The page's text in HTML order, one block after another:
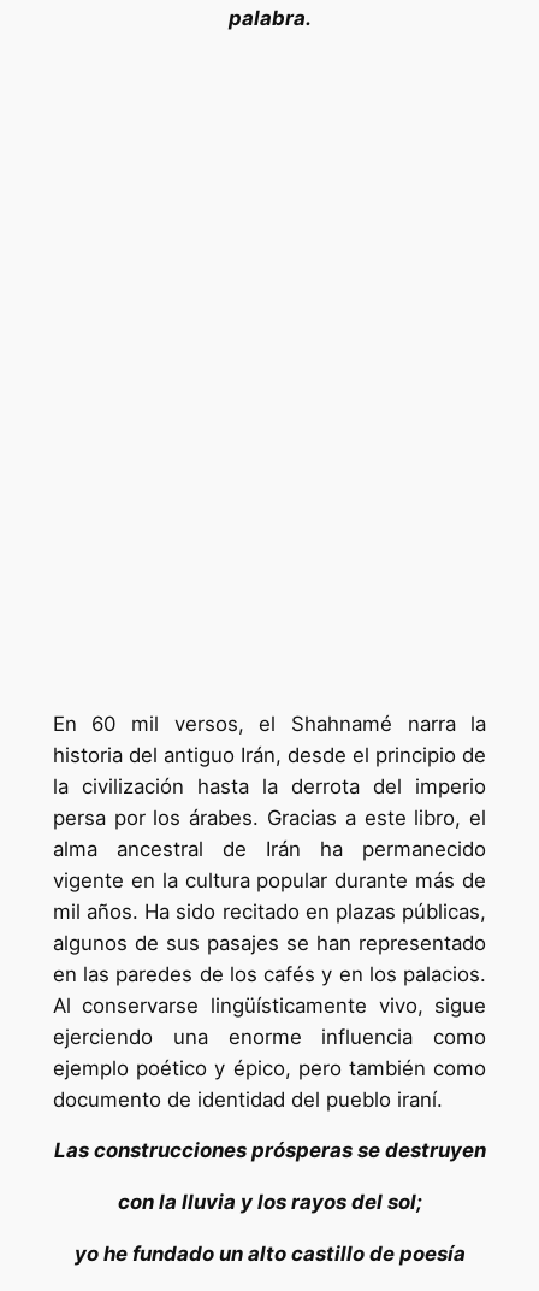
palabra.
En 60 mil versos, el Shahnamé narra la
historia del antiguo Irán, desde el principio de
la civilización hasta la derrota del imperio
persa por los árabes. Gracias a este libro, el
alma ancestral de Irán ha permanecido
vigente en la cultura popular durante más de
mil años. Ha sido recitado en plazas públicas,
algunos de sus pasajes se han representado
en las paredes de los cafés y en los palacios.
Al conservarse lingüísticamente vivo, sigue
ejerciendo una enorme influencia como
ejemplo poético y épico, pero también como
documento de identidad del pueblo iraní.
Las construcciones prósperas se destruyen
con la lluvia y los rayos del sol;
yo he fundado un alto castillo de poesía